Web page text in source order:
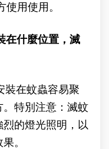
用使用。
在什麼位置，滅
在蚊蟲容易聚
。特別注意：滅蚊
的燈光照明，以
。